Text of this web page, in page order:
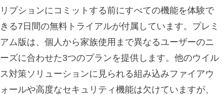
リプションにコミットする前にすべての機能を体験で
きる7日間の無料トライアルが付属しています。プレミ
アム版は、個人から家族使用まで異なるユーザーのニ
ーズに合わせた3つのプランを提供します。他のウイル
ス対策ソリューションに見られる組み込みファイアウ
ォールや高度なセキュリティ機能は欠けていますが、